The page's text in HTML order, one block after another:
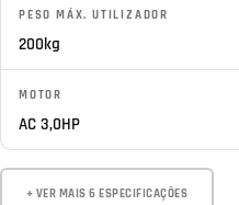
PESO MÁX. UTILIZADOR
200kg
MOTOR
AC 3,0HP
+ VER MAIS 6 ESPECIFICAÇÕES